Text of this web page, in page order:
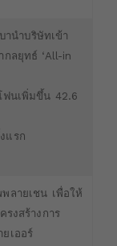
านำบริษัทเข้า
ลยุทธ์ ‘All-in
ฟนเพิ่มขึ้น 42.6
แรก
ลายเชน เพื่อให้
รงสร้างการ
เออร์